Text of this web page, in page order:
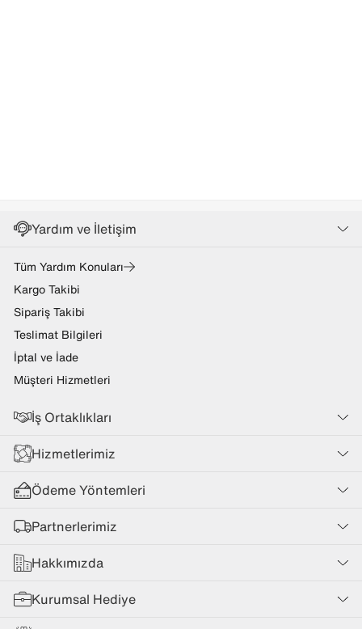
Yardım ve İletişim
Tüm Yardım Konuları
Kargo Takibi
Sipariş Takibi
Teslimat Bilgileri
İptal ve İade
Müşteri Hizmetleri
İş Ortaklıkları
Hizmetlerimiz
Ödeme Yöntemleri
Partnerlerimiz
Hakkımızda
Kurumsal Hediye